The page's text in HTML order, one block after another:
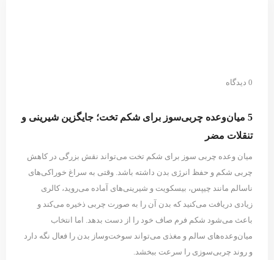
0 دیدگاه
5 میان‌وعده چربی‌سوز برای شکم تخت؛ جایگزین شیرینی و
تنقلات مضر
میان ‌وعده چربی ‌سوز برای شکم تخت می‌تواند نقش بزرگی در کاهش
چربی شکم و حفظ انرژی بدن داشته باشد. وقتی به سراغ خوراکی‌های
ناسالم مانند چیپس، بیسکویت و شیرینی‌های آماده می‌روید، کالری
زیادی دریافت می‌کنید که بدن آن را به صورت چربی ذخیره می‌کند و
باعث می‌شود شکم فرم صاف خود را از دست بدهد. اما انتخاب
میان‌وعده‌های سالم و مغذی می‌تواند سوخت‌وساز بدن را فعال نگه دارد
و روند چربی‌سوزی را سرعت ببخشد.